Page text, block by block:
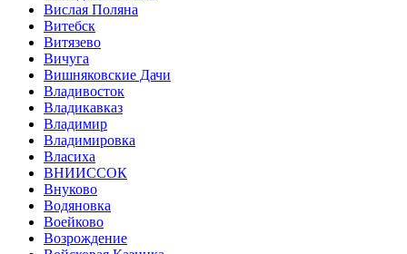
Вислая Поляна
Витебск
Витязево
Вичуга
Вишняковские Дачи
Владивосток
Владикавказ
Владимир
Владимировка
Власиха
ВНИИССОК
Внуково
Водяновка
Воейково
Возрождение